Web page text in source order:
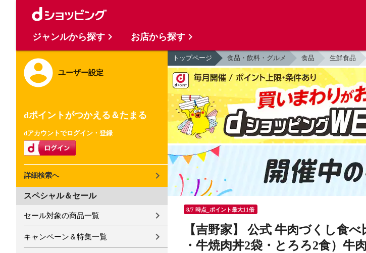
ユーザー設定
dポイントがつかえる＆たまる
dアカウントでログイン・登録
詳細検索へ
スペシャル＆セール
セール対象の商品一覧
キャンペーン＆特集一覧
トップページ 食品・飲料・グルメ 食品 生鮮食品
8/7 時点_ポイント最大11倍
【吉野家】 公式 牛肉づくし食
・牛焼肉丼2袋・とろろ2食）
ジャンルから探す お店から探す